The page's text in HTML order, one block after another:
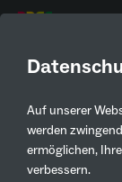
Auf unserer
werden
ermöglichen,
verbessern.Zurück